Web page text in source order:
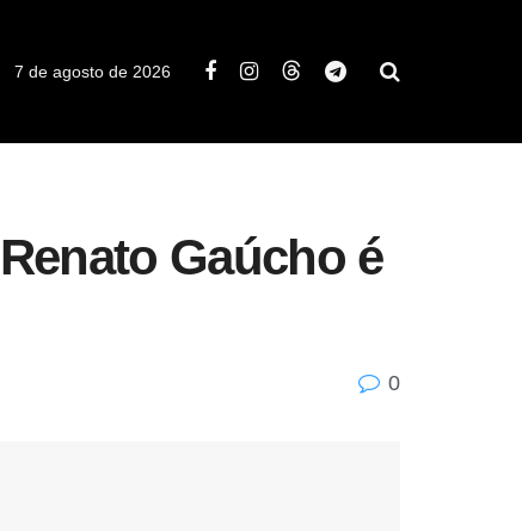
7 de agosto de 2026
Gaúcho é
0